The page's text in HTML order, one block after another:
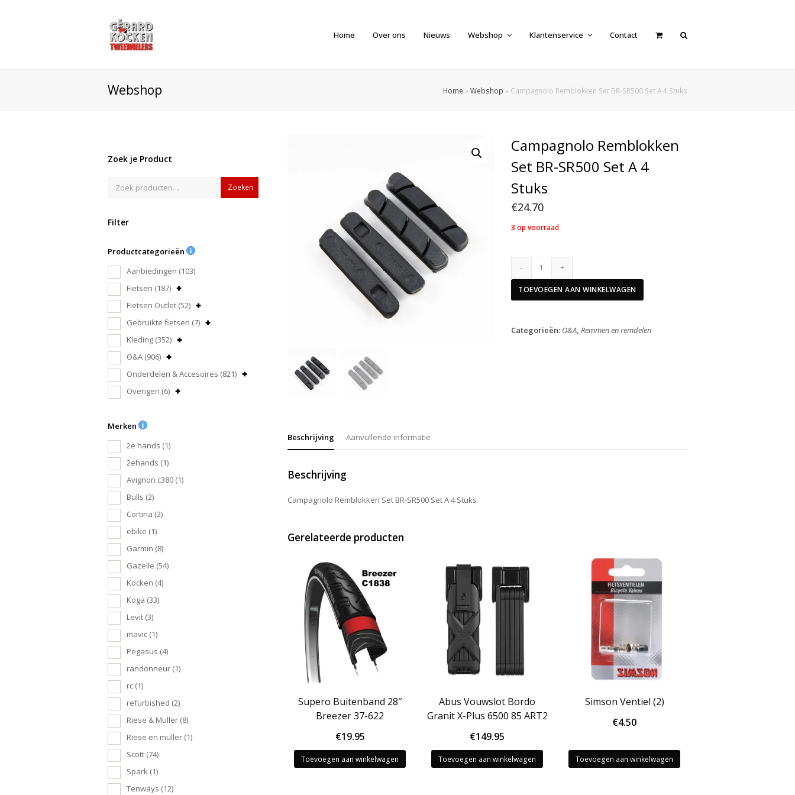
Home Over ons Nieuws Webshop Klantenservice Contact
Webshop Home » Webshop » Campagnolo Remblokken Set BR-SR500 Set A 4 Stuks
Zoek je Product
Zoeken
Filter
Productcategorieën
Aanbiedingen (103)
Fietsen (187)
Fietsen Outlet (52)
Gebruikte fietsen (7)
Kleding (352)
O&A (906)
Onderdelen & Accesoires (821)
Overigen (6)
Merken
2e hands (1)
2ehands (1)
Avignon c380 (1)
Bulls (2)
Cortina (2)
ebike (1)
Garmin (8)
Gazelle (54)
Kocken (4)
Koga (33)
Levit (3)
mavic (1)
Pegasus (4)
randonneur (1)
rc (1)
refurbished (2)
Riese & Muller (8)
Riese en muller (1)
Scott (74)
Spark (1)
Tenways (12)
Campagnolo Remblokken
Set BR-SR500 Set A 4
Stuks
€24.70
3 op voorraad
Campagnolo
Set
BR-
Set
A
TOEVOEGEN AAN WINKELWAGEN
Categorieën: O&A,Remmen en remdelen
Beschrijving Aanvullende informatie
Beschrijving
Campagnolo Remblokken Set BR-SR500 Set A 4 Stuks
Gerelateerde producten
Supero Buitenband 28″
Breezer 37-622
€19.95
Toevoegen aan winkelwagen
Abus Vouwslot Bordo
Granit X-Plus 6500 85 ART2
€149.95
Toevoegen aan winkelwagen
Simson Ventiel (2)
€4.50
Toevoegen aan winkelwagen